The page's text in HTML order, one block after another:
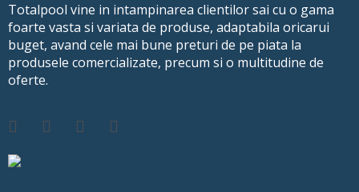
Totalpool vine in intampinarea clientilor sai cu o gama
foarte vasta si variata de produse, adaptabila oricarui
buget, avand cele mai bune preturi de pe piata la
produsele comercializate, precum si o multitudine de
oferte.